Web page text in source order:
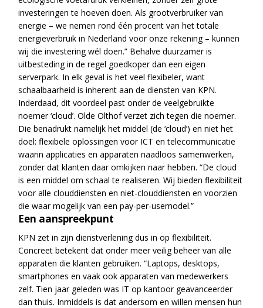
investeringen te hoeven doen. Als grootverbruiker van
energie – we nemen rond één procent van het totale
energieverbruik in Nederland voor onze rekening – kunnen
wij die investering wél doen.” Behalve duurzamer is
uitbesteding in de regel goedkoper dan een eigen
serverpark. In elk geval is het veel flexibeler, want
schaalbaarheid is inherent aan de diensten van KPN.
Inderdaad, dit voordeel past onder de veelgebruikte
noemer ‘cloud’. Olde Olthof verzet zich tegen die noemer.
Die benadrukt namelijk het middel (de ‘cloud’) en niet het
doel: flexibele oplossingen voor ICT en telecommunicatie
waarin applicaties en apparaten naadloos samenwerken,
zonder dat klanten daar omkijken naar hebben. “De cloud
is een middel om schaal te realiseren. Wij bieden flexibiliteit
voor alle clouddiensten en niet-clouddiensten en voorzien
die waar mogelijk van een pay-per-usemodel.”
Een aanspreekpunt
KPN zet in zijn dienstverlening dus in op flexibiliteit.
Concreet betekent dat onder meer veilig beheer van alle
apparaten die klanten gebruiken. “Laptops, desktops,
smartphones en vaak ook apparaten van medewerkers
zelf. Tien jaar geleden was IT op kantoor geavanceerder
dan thuis. Inmiddels is dat andersom en willen mensen hun